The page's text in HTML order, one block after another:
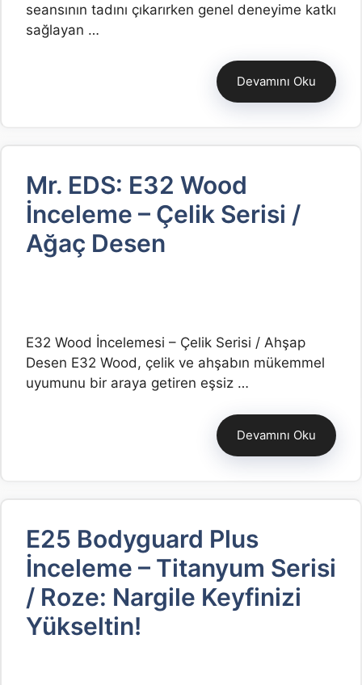
seansının tadını çıkarırken genel deneyime katkı
sağlayan …
Devamını Oku
Mr. EDS: E32 Wood
İnceleme – Çelik Serisi /
Ağaç Desen
E32 Wood İncelemesi – Çelik Serisi / Ahşap
Desen E32 Wood, çelik ve ahşabın mükemmel
uyumunu bir araya getiren eşsiz …
Devamını Oku
E25 Bodyguard Plus
İnceleme – Titanyum Serisi
/ Roze: Nargile Keyfinizi
Yükseltin!